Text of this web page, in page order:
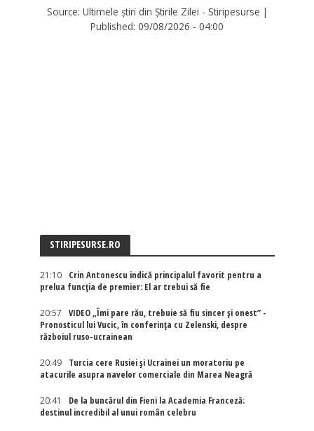
Source: Ultimele știri din Știrile Zilei - Stiripesurse |
Published: 09/08/2026 - 04:00
STIRIPESURSE.RO
21:10
Crin Antonescu indică principalul favorit pentru a
prelua funcția de premier: El ar trebui să fie
20:57
VIDEO „Îmi pare rău, trebuie să fiu sincer și onest” -
Pronosticul lui Vucic, în conferința cu Zelenski, despre
războiul ruso-ucrainean
20:49
Turcia cere Rusiei și Ucrainei un moratoriu pe
atacurile asupra navelor comerciale din Marea Neagră
20:41
De la buncărul din Fieni la Academia Franceză:
destinul incredibil al unui român celebru